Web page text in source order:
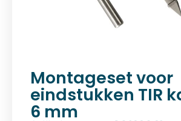
Montageset voor
eindstukken TIR
6 mm